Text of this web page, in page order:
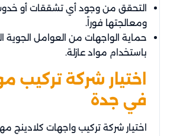
التحقق من وجود أي تشققات أو
ومعالجتها فوراً.
حماية الواجهات من العوامل الجوية
باستخدام مواد عازلة.
اختيار شركة تركيب
في جدة
اختيار شركة تركيب واجهات كلادينج